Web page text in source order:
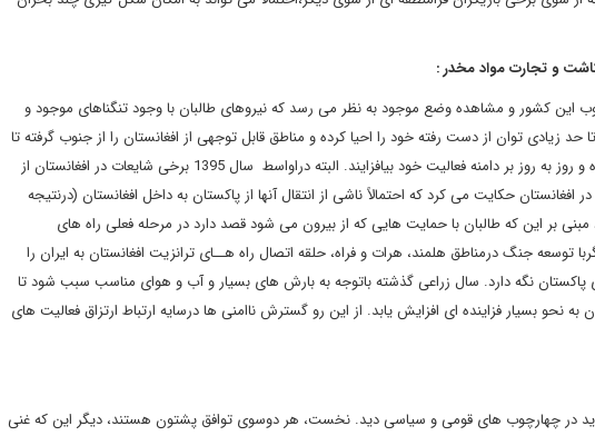
این کشور و مشاهده وضع موجود به نظر می رسد که نیروهای طالبان با وجود تنگناهای موجود و
زیادی توان از دست رفته خود را احیا کرده و مناطق قابل توجهی از افغانستان را از جنوب گرفته تا
شمال و از غرب تا شرق این کشور را تحت تسلط خود درآورده و روز به روز بر دامنه فعالیت خود بیافزایند. البته دراواسط سال 1395 برخی شایعات در افغانستان از
حکایت می کرد که احتمالاً ناشی از انتقال آنها از پاکستان به داخل افغانستان (درنتیجه
بر این که طالبان با حمایت هایی که از بیرون می شود قصد دارد در مرحله فعلی راه های
توسعه جنگ درمناطق هلمند، هرات و فراه، حلقه اتصال راه هــای ترانزیت افغانستان به ایران را
پاکستان نگه دارد. سال زراعی گذشته باتوجه به بارش های بسیار و آب و هوای مناسب سبب شود تا
بسیار فزاینده ای افزایش یابد. از این رو گسترش ناامنی ها درسایه ارتباط ارتزاق فعالیت های
باید در چهارچوب های قومی و سیاسی دید. نخست، هر دوسوی توافق پشتون هستند، دیگر این که غنی